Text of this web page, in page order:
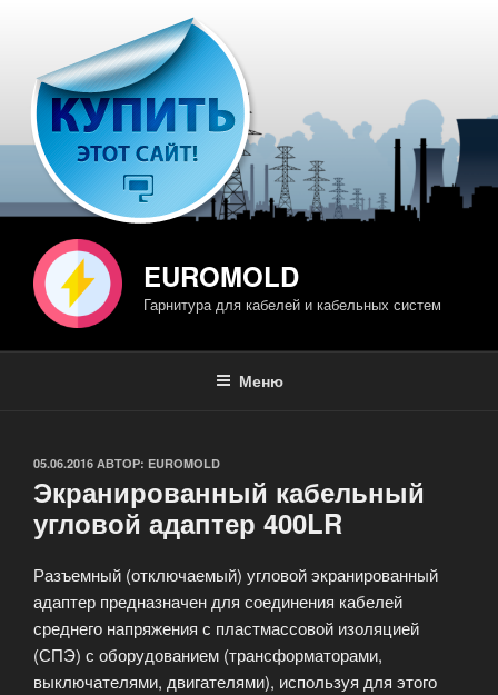
содержимому
EUROMOLD
Гарнитура для кабелей и кабельных систем
Меню
ОПУБЛИКОВАНО
05.06.2016 АВТОР: EUROMOLD
Экранированный кабельный
угловой адаптер 400LR
Разъемный (отключаемый) угловой экранированный
адаптер предназначен для соединения кабелей
среднего напряжения с пластмассовой изоляцией
(СПЭ) с оборудованием (трансформаторами,
выключателями, двигателями), используя для этого